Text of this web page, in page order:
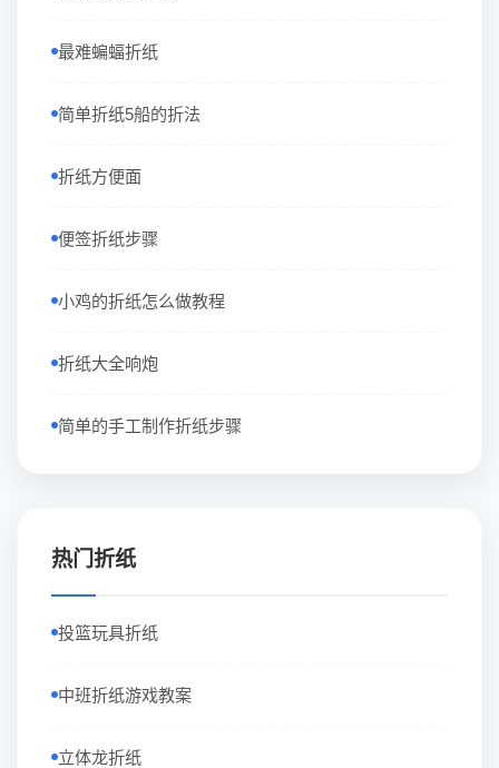
最难蝙蝠折纸
简单折纸5船的折法
折纸方便面
便签折纸步骤
小鸡的折纸怎么做教程
折纸大全响炮
简单的手工制作折纸步骤
热门折纸
投篮玩具折纸
中班折纸游戏教案
立体龙折纸